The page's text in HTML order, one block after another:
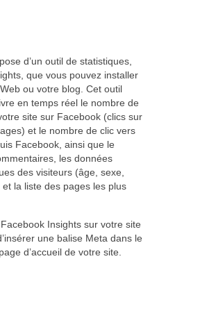
d’un outil de statistiques,
que vous pouvez installer
ou votre blog. Cet outil
en temps réel le nombre de
site sur Facebook (clics sur
et le nombre de clic vers
Facebook, ainsi que le
les données
des visiteurs (âge, sexe,
la liste des pages les plus
Insights sur votre site
une balise Meta dans le
d’accueil de votre site.